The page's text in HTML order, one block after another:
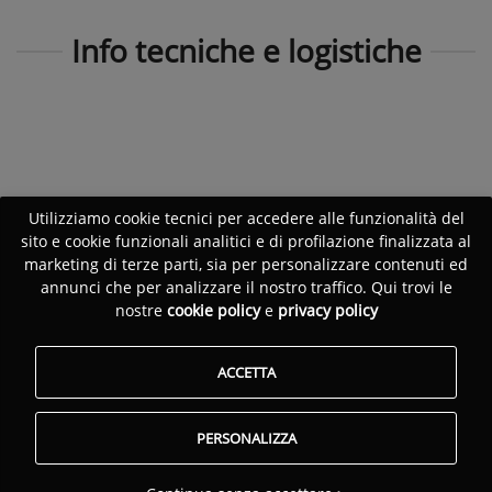
Info tecniche e logistiche
Utilizziamo cookie tecnici per accedere alle funzionalità del
sito e cookie funzionali analitici e di profilazione finalizzata al
marketing di terze parti, sia per personalizzare contenuti ed
annunci che per analizzare il nostro traffico. Qui trovi le
nostre cookie policye privacy policy
ACCETTA
PERSONALIZZA